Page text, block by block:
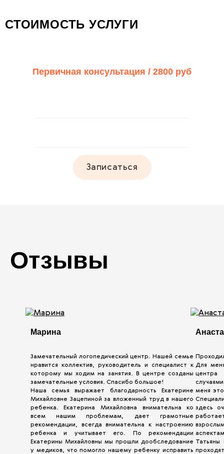
СТОИМОСТЬ УСЛУГИ
Первичная консультация / 2800 руб
Записаться
Отзывы
Марина
Замечательный логопедический центр. Нашей семье
нравится коллектив, руководитель и специалист к
которому мы ходим на занятия. В центре созданы
замечательные условия. Спасибо большое!
Наша семья выражает благодарность Екатерине
Михайловне Зацепиной за вложенный труд в нашего
ребенка. Екатерина Михайловна внимательна ко
всем нашим проблемам, дает грамотные
рекомендации, всегда внимательна к настроению
ребенка и учитывает его. По рекомендации
Екатерины Михайловны мы прошли дообследование
у медиков, что помогло нашему ребенку исправить
Для
центра
меня
здесь
Татьяны